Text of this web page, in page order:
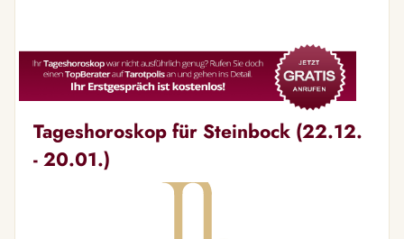
Tageshoroskop für Steinbock (22.12.
- 20.01.)